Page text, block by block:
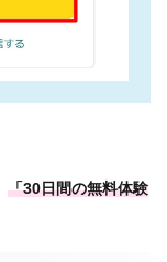
「30日間の無料体験